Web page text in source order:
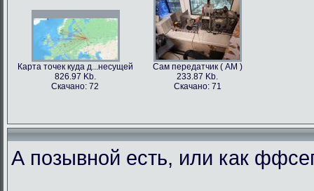
Карта точек куда д...несущей
826.97 Kb.
Скачано: 72
Сам передатчик ( АМ )
233.87 Kb.
Скачано: 71
А позывной есть, или как